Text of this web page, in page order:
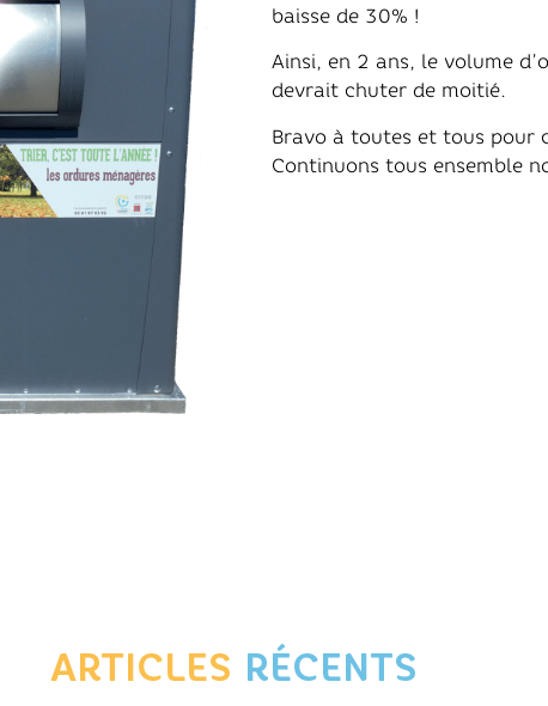
baisse de 30% !
Ainsi, en 2 ans, le volume
devrait chuter de moitié.
Bravo à toutes et tous pour
Continuons tous ensemble
ARTICLES RÉCENTS